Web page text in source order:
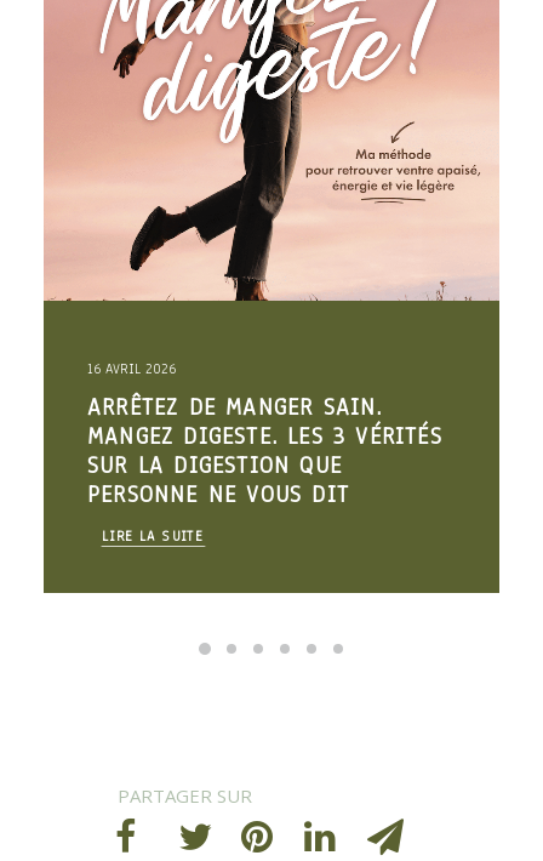
16 AVRIL 2026
ARRÊTEZ DE MANGER SAIN.
MANGEZ DIGESTE. LES 3 VÉRITÉS
SUR LA DIGESTION QUE
PERSONNE NE VOUS DIT
LIRE LA SUITE